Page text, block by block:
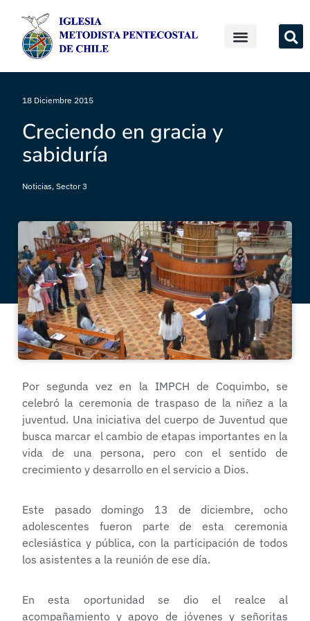
18 Diciembre 2015
Creciendo en gracia y
sabiduría
Noticias, Sector 3
Por segunda vez en la IMPCH de Coquimbo, se
celebró la ceremonia de traspaso de la niñez a la
juventud. Una iniciativa del cuerpo de Juventud que
busca marcar el cambio de etapas importantes en la
vida de una persona, pero con el sentido de
crecimiento y desarrollo en el servicio a Dios.
Este pasado domingo 13 de diciembre, ocho
adolescentes fueron parte de esta ceremonia
eclesiástica y pública, con la participación de todos
los asistentes a la reunión de ese día.
En esta oportunidad se dio el realce al
acompañamiento y apoyo de jóvenes y señoritas